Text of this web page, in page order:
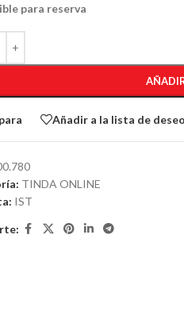
para reserva
Añadir a la lista de
TINDA ONLINE
IST